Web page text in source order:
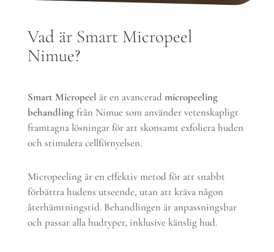
Vad är Smart Micropeel
Nimue?
Smart Micropeel är en avanceradmicropeeling
behandlingfrån Nimue som använder vetenskapligt
framtagna lösningar för att skonsamt exfoliera huden
och stimulera cellförnyelsen.
Micropeeling är en effektiv metod för att snabbt
förbättra hudens utseende, utan att kräva någon
återhämtningstid. Behandlingen är anpassningsbar
och passar alla hudtyper, inklusive känslig hud.